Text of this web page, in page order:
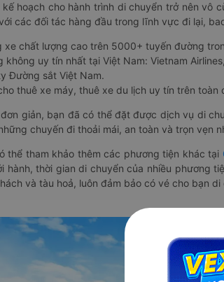
kế hoạch cho hành trình di chuyển trở nên vô
các đối tác hàng đầu trong lĩnh vực đi lại,
xe chất lượng cao trên 5000+ tuyến đường
không uy tín nhất tại Việt Nam: Vietnam
Đường sắt Việt Nam.
thuê xe máy, thuê xe du lịch uy tín trên toàn
giản, bạn đã có thể đặt được dịch vụ di
chuyến đi thoải mái, an toàn và trọn vẹn
thể tham khảo thêm các phương tiện khác tại
hành, thời gian di chuyển của nhiều phương
và tàu hoả, luôn đảm bảo có vé cho bạn di